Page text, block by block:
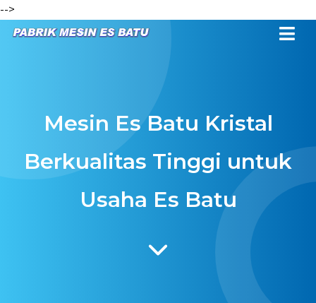
-->
Mesin Es Batu Kristal
Berkualitas Tinggi untuk
Usaha Es Batu